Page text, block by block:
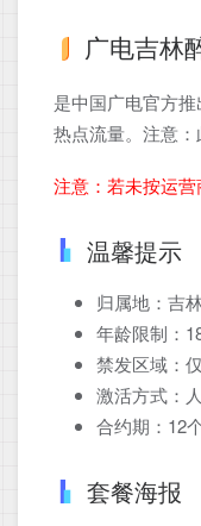
广电吉林
是中国广电官方
热点流量。注意：
注意：若未按运
温馨提示
归属地：吉
年龄限制：
禁发区域：
激活方式：
合约期：12
套餐海报